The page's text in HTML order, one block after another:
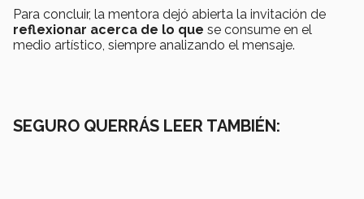
Para concluir, la mentora dejó abierta la invitación de
reflexionar acerca de lo que se consume en el
medio artístico, siempre analizando el mensaje.
SEGURO QUERRÁS LEER TAMBIÉN: